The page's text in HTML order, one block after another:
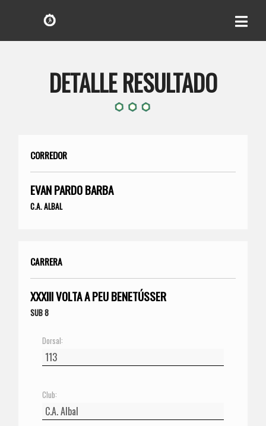
DETALLE RESULTADO
CORREDOR
EVAN PARDO BARBA
C.A. ALBAL
CARRERA
XXXIII VOLTA A PEU BENETÚSSER
SUB 8
Dorsal:
Club: